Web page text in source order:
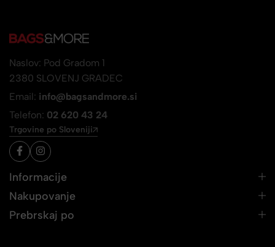
Naslov: Pod Gradom 1
2380 SLOVENJ GRADEC
Email: info@bagsandmore.si
Telefon: 02 620 43 24
Trgovine po Sloveniji
Informacije
Nakupovanje
Prebrskaj po